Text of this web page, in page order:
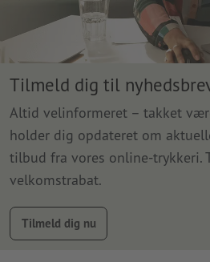
Tilmeld dig til
Altid velinformeret – takket
holder dig opdateret om
tilbud fra vores online-trykkeri.
velkomstrabat.
Tilmeld dig nu